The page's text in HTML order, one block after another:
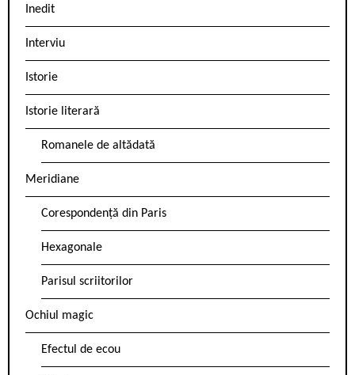
Inedit
Interviu
Istorie
Istorie literară
Romanele de altădată
Meridiane
Corespondență din Paris
Hexagonale
Parisul scriitorilor
Ochiul magic
Efectul de ecou